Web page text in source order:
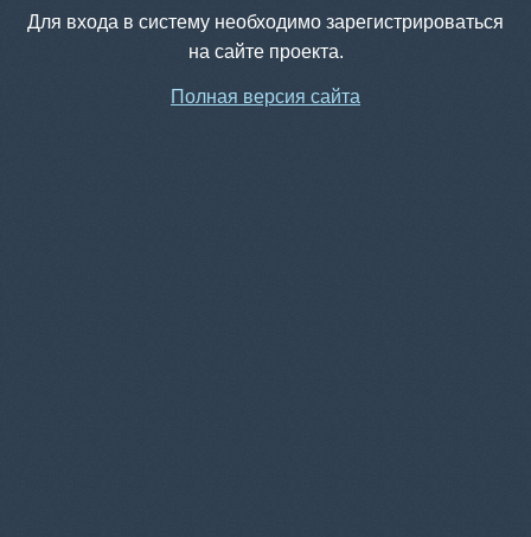
Для входа в систему необходимо зарегистрироваться
на сайте проекта.
Полная версия сайта